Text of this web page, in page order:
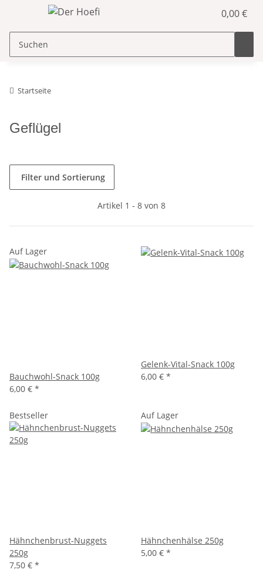
0,00 €
Startseite
Geflügel
Filter und Sortierung
Artikel 1 - 8 von 8
Auf Lager
Bauchwohl-Snack 100g
6,00 € *
Gelenk-Vital-Snack 100g
6,00 € *
Bestseller
Hähnchenbrust-Nuggets
250g
7,50 € *
Auf Lager
Hähnchenhälse 250g
5,00 € *